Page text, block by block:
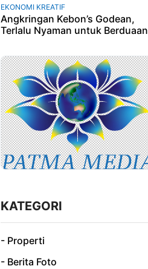
EKONOMI KREATIF
Angkringan Kebon’s Godean,
Terlalu Nyaman untuk Berduaan
KATEGORI
- Properti
- Berita Foto